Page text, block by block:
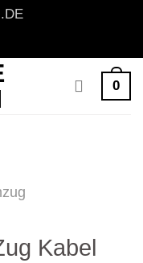
0
Kabel